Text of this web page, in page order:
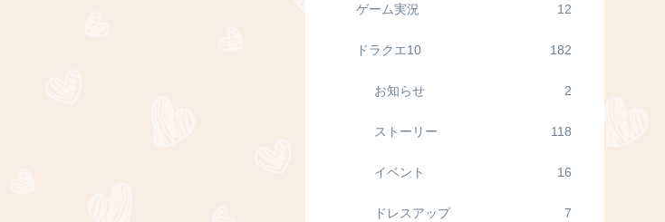
ゲーム実況 12
ドラクエ10 182
お知らせ 2
ストーリー 118
イベント 16
ドレスアップ 7